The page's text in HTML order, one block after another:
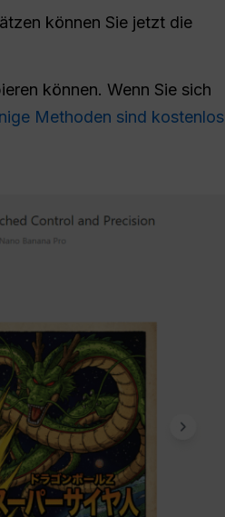
können Sie jetzt die
können. Wenn Sie sich
Methoden sind kostenlos